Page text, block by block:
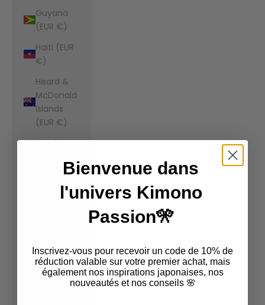
Guyana
(EUR €)
Haiti (EUR
€)
Heard &
McDonald
Islands
(EUR €)
Honduras
Hong Kong
SAR (EUR
Iceland
(EUR €)
Bienvenue dans
l'univers Kimono
Passion🎌
Inscrivez-vous pour recevoir un code de 10% de
réduction valable sur votre premier achat, mais
également nos inspirations japonaises, nos
nouveautés et nos conseils 🌸